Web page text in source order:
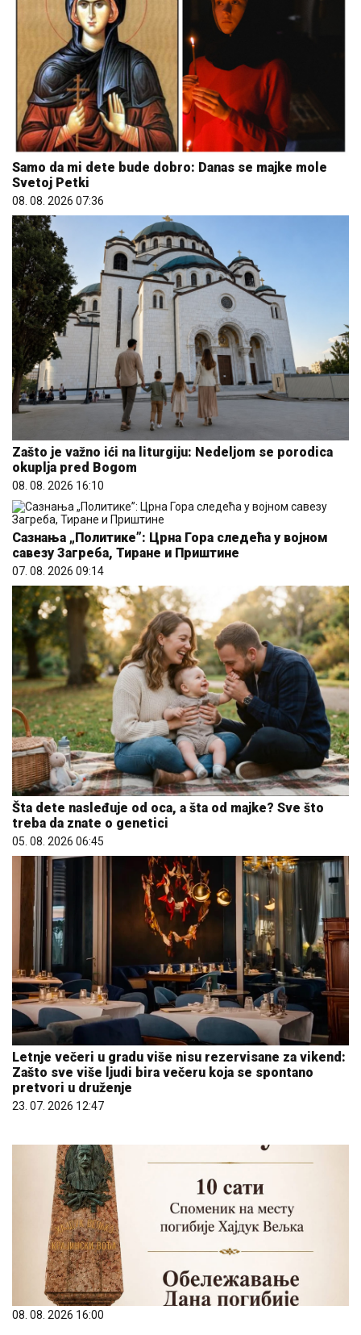
Samo da mi dete bude dobro: Danas se majke mole
Svetoj Petki
08. 08. 2026 07:36
Zašto je važno ići na liturgiju: Nedeljom se porodica
okuplja pred Bogom
08. 08. 2026 16:10
Сазнања „Политике”: Црна Гора следећа у војном
савезу Загреба, Тиране и Приштине
07. 08. 2026 09:14
Šta dete nasleđuje od oca, a šta od majke? Sve što
treba da znate o genetici
05. 08. 2026 06:45
Letnje večeri u gradu više nisu rezervisane za vikend:
Zašto sve više ljudi bira večeru koja se spontano
pretvori u druženje
23. 07. 2026 12:47
08. 08. 2026 16:00